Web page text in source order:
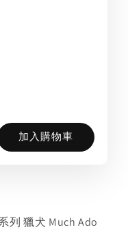
加入購物車
列 獵犬 Much Ado